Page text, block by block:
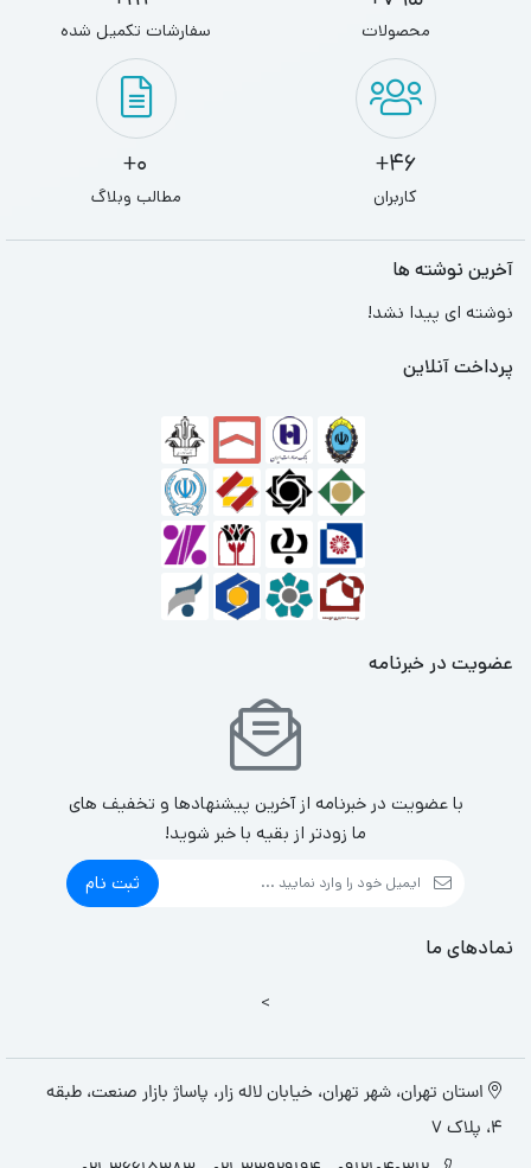
محصولات سفارشات تکمیل شده
46+
کاربران
0+
مطالب وبلاگ
آخرین نوشته ها
نوشته ای پیدا نشد!
پرداخت آنلاین
عضویت در خبرنامه
با عضویت در خبرنامه از آخرین پیشنهادها و تخفیف های
ما زودتر از بقیه با خبر شوید!
ثبت نام
نمادهای ما
>
استان تهران، شهر تهران، خیابان لاله زار، پاساژ بازار صنعت، طبقه
4، پلاک 7